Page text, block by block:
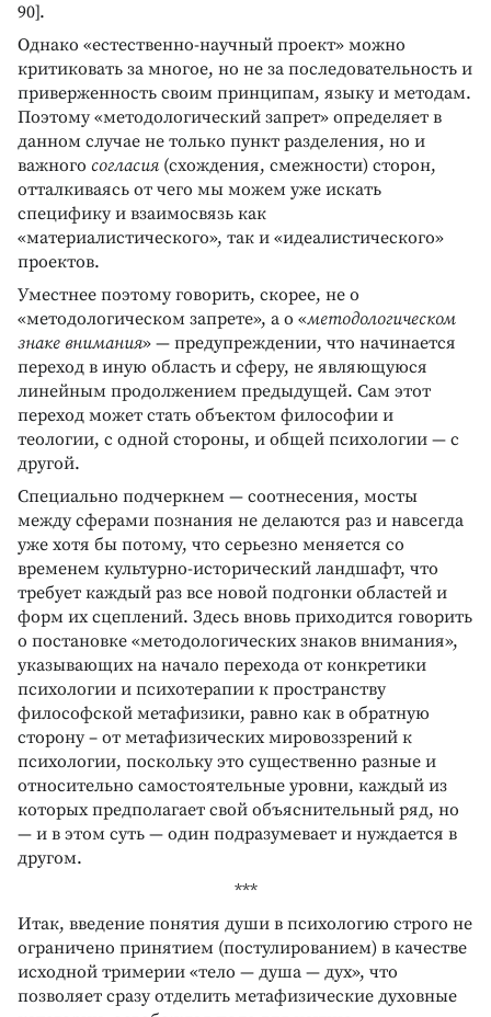
90].
Однако «естественно-научный проект» можно
критиковать за многое, но не за последовательность и
приверженность своим принципам, языку и методам.
Поэтому «методологический запрет» определяет в
данном случае не только пункт разделения, но и
важного согласия (схождения, смежности) сторон,
отталкиваясь от чего мы можем уже искать
специфику и взаимосвязь как
«материалистического», так и «идеалистического»
проектов.
Уместнее поэтому говорить, скорее, не о
«методологическом запрете», а о «методологическом
знаке внимания» — предупреждении, что начинается
переход в иную область и сферу, не являющуюся
линейным продолжением предыдущей. Сам этот
переход может стать объектом философии и
теологии, с одной стороны, и общей психологии — с
другой.
Специально подчеркнем — соотнесения, мосты
между сферами познания не делаются раз и навсегда
уже хотя бы потому, что серьезно меняется со
временем культурно-исторический ландшафт, что
требует каждый раз все новой подгонки областей и
форм их сцеплений. Здесь вновь приходится говорить
о постановке «методологических знаков внимания»,
указывающих на начало перехода от конкретики
психологии и психотерапии к пространству
философской метафизики, равно как в обратную
сторону – от метафизических мировоззрений к
психологии, поскольку это существенно разные и
относительно самостоятельные уровни, каждый из
которых предполагает свой объяснительный ряд, но
— и в этом суть — один подразумевает и нуждается в
другом.
***
Итак, введение понятия души в психологию строго не
ограничено принятием (постулированием) в качестве
исходной тримерии «тело — душа — дух», что
позволяет сразу отделить метафизические духовные